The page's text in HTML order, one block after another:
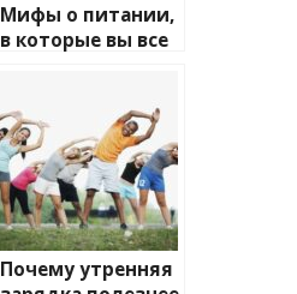
Мифы о питании,
в которые вы все
Почему утренняя